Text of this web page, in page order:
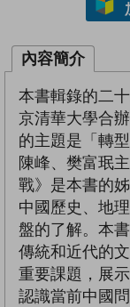
內容簡介
本書輯錄的二
京清華大學合
的主題是「轉
陳峰、樊富珉
戰》是本書的
中國歷史、地
盤的了解。本
傳統和近代的
重要課題，展
認識當前中國